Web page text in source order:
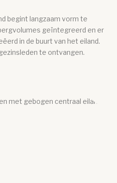
begint langzaam vorm te
geïntegreerd en er
in de buurt van het eiland.
te ontvangen.